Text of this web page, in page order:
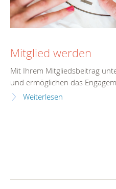
Mitglied werden
Mit Ihrem Mitgliedsbeitrag
und ermöglichen das
Weiterlesen